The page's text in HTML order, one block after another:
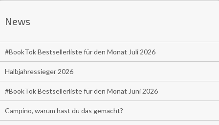
News
#BookTok Bestsellerliste für den Monat Juli 2026
Halbjahressieger 2026
#BookTok Bestsellerliste für den Monat Juni 2026
Campino, warum hast du das gemacht?